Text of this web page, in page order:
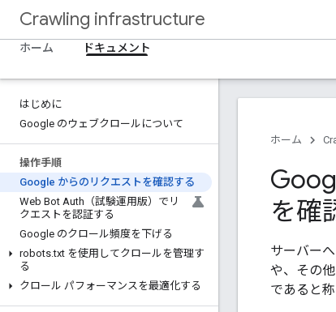
Crawling infrastructure
ホーム
ドキュメント
はじめに
Google のウェブクロールについて
操作手順
Google からのリクエストを確認する
Web Bot Auth（試験運用版）でリ
クエストを認証する
Google のクロール頻度を下げる
robots.txt を使用してクロールを管理す
る
クロール パフォーマンスを最適化する
ホーム
を確
サーバー
や、その
であると